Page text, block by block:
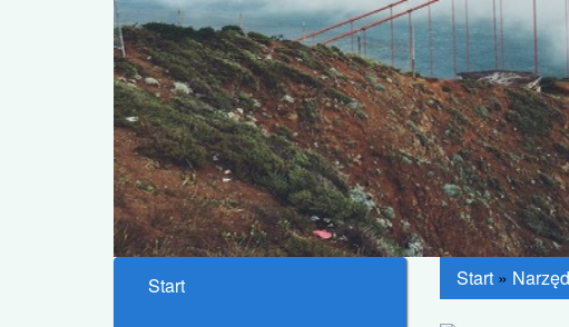
Start Start»